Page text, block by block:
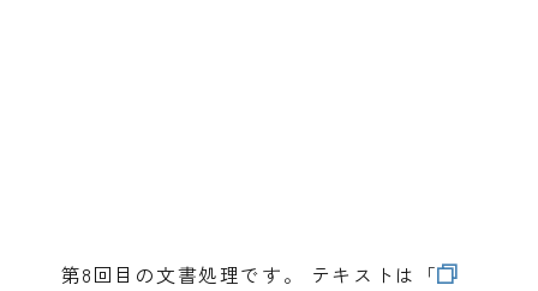
第8回目の文書処理です。
テキストは「